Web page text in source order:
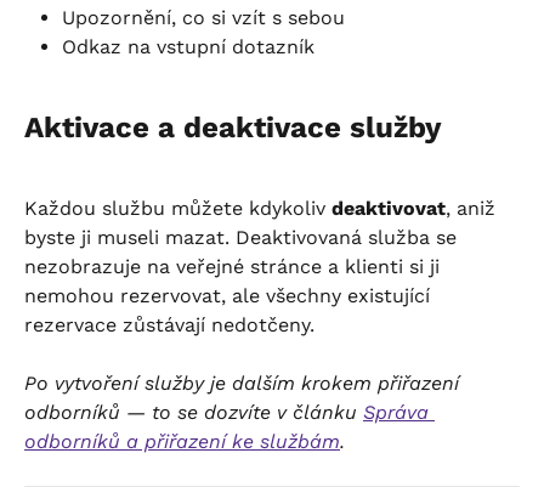
Upozornění, co si vzít s sebou
Odkaz na vstupní dotazník
Aktivace a deaktivace služby
Každou službu můžete kdykoliv deaktivovat, aniž
byste ji museli mazat. Deaktivovaná služba se
nezobrazuje na veřejné stránce a klienti si ji
nemohou rezervovat, ale všechny existující
rezervace zůstávají nedotčeny.
Po vytvoření služby je dalším krokem přiřazení
odborníků — to se dozvíte v článku Správa
odborníků a přiřazení ke službám.